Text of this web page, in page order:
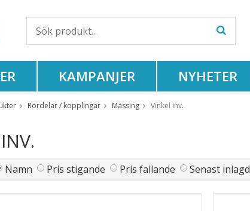
KAMPANJER NYHETER
Rördelar / kopplingar Mässing Vinkel inv.
Namn Pris stigande Pris fallande Senast inlagd